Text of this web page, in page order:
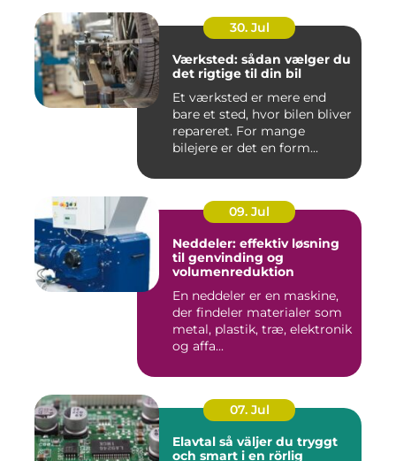
30. Jul
Værksted: sådan vælger du
det rigtige til din bil
Et værksted er mere end
bare et sted, hvor bilen bliver
repareret. For mange
bilejere er det en form...
09. Jul
Neddeler: effektiv løsning
til genvinding og
volumenreduktion
En neddeler er en maskine,
der findeler materialer som
metal, plastik, træ, elektronik
og affa...
07. Jul
Elavtal så väljer du tryggt
och smart i en rörlig